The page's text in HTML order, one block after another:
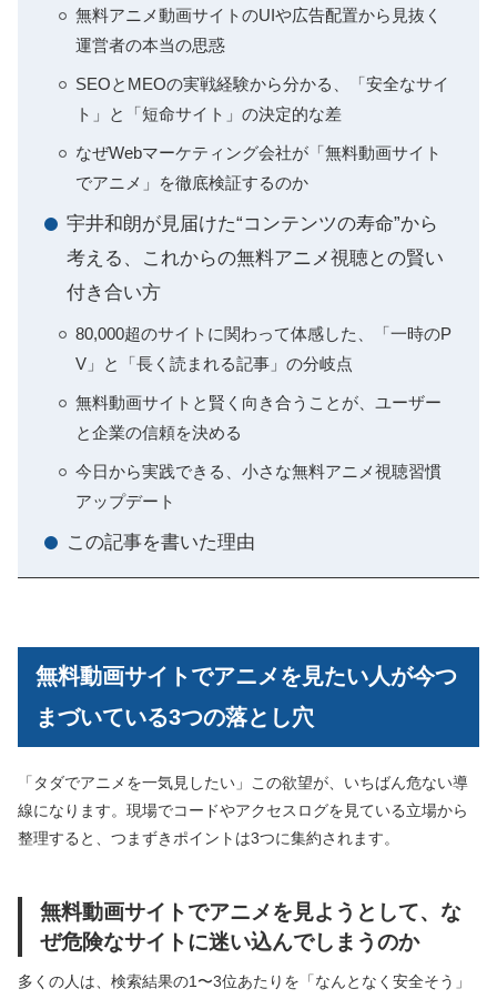
無料アニメ動画サイトのUIや広告配置から見抜く
運営者の本当の思惑
SEOとMEOの実戦経験から分かる、「安全なサイ
ト」と「短命サイト」の決定的な差
なぜWebマーケティング会社が「無料動画サイト
でアニメ」を徹底検証するのか
宇井和朗が見届けた“コンテンツの寿命”から
考える、これからの無料アニメ視聴との賢い
付き合い方
80,000超のサイトに関わって体感した、「一時のP
V」と「長く読まれる記事」の分岐点
無料動画サイトと賢く向き合うことが、ユーザー
と企業の信頼を決める
今日から実践できる、小さな無料アニメ視聴習慣
アップデート
この記事を書いた理由
無料動画サイトでアニメを見たい人が今つ
まづいている3つの落とし穴
「タダでアニメを一気見したい」この欲望が、いちばん危ない導
線になります。現場でコードやアクセスログを見ている立場から
整理すると、つまずきポイントは3つに集約されます。
無料動画サイトでアニメを見ようとして、な
ぜ危険なサイトに迷い込んでしまうのか
多くの人は、検索結果の1〜3位あたりを「なんとなく安全そう」